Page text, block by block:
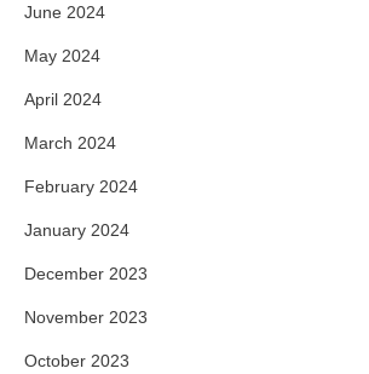
June 2024
May 2024
April 2024
March 2024
February 2024
January 2024
December 2023
November 2023
October 2023